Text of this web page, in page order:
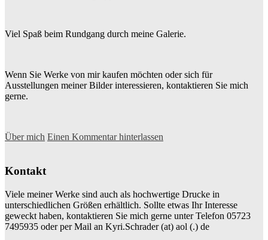
Viel Spaß beim Rundgang durch meine Galerie.
Wenn Sie Werke von mir kaufen möchten oder sich für
Ausstellungen meiner Bilder interessieren, kontaktieren Sie mich
gerne.
Über mich Einen Kommentar hinterlassen
Kontakt
Viele meiner Werke sind auch als hochwertige Drucke in
unterschiedlichen Größen erhältlich. Sollte etwas Ihr Interesse
geweckt haben, kontaktieren Sie mich gerne unter Telefon 05723
7495935 oder per Mail an Kyri.Schrader (at) aol (.) de